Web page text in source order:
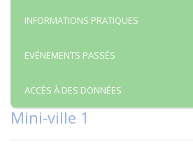
INFORMATIONS PRATIQUES
EVÉNEMENTS PASSÉS
ACCÈS À DES DONNÉES
Mini-ville 1